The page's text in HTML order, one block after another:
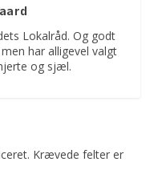
Lokalråd. Og godt
har alligevel valgt
og sjæl.
Krævede felter er